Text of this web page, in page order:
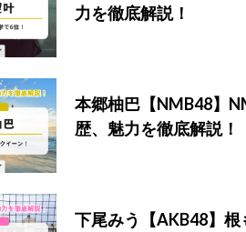
力を徹底解説！
本郷柚巴【NMB48】
歴、魅力を徹底解説！
下尾みう【AKB48】